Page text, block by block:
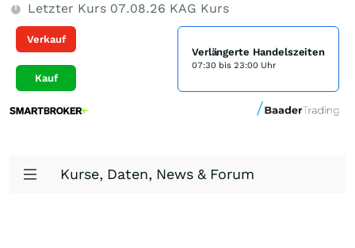
Letzter Kurs 07.08.26 KAG Kurs
Verkauf
Kauf
Verlängerte Handelszeiten
07:30 bis 23:00 Uhr
Kurse, Daten, News & Forum